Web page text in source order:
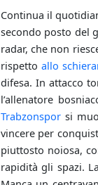
Continua il
secondo posto del
radar, che non
rispettoallo
difesa. In attacco
l’allenatore
Trabzonspor si
vincere per
piuttosto noiosa,
rapidità gli spazi.